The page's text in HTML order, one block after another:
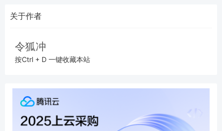
关于作者
令狐冲
按Ctrl + D 一键收藏本站